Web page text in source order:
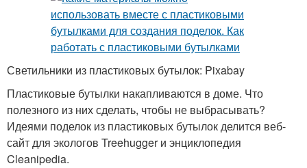
Светильники из пластиковых бутылок: Pixabay
Пластиковые бутылки накапливаются в доме. Что
полезного из них сделать, чтобы не выбрасывать?
Идеями поделок из пластиковых бутылок делится веб-
сайт для экологов Treehugger и энциклопедия
Cleanipedia.